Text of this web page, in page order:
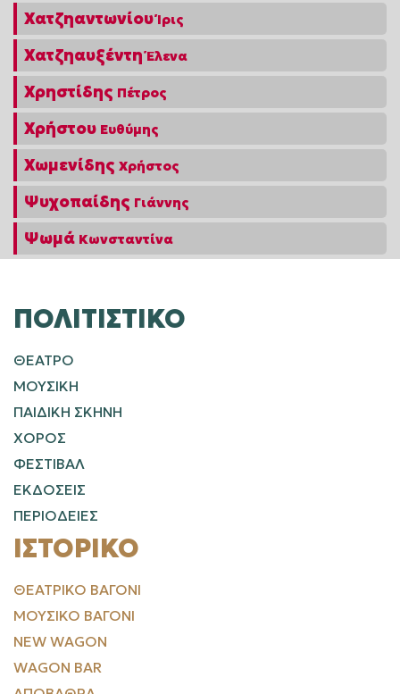
Χατζηαντωνίου Ίρις
Χατζηαυξέντη Έλενα
Χρηστίδης Πέτρος
Χρήστου Ευθύμης
Χωμενίδης Χρήστος
Ψυχοπαίδης Γιάννης
Ψωμά Κωνσταντίνα
ΠΟΛΙΤΙΣΤΙΚΌ
ΘΕΑΤΡΟ
ΜΟΥΣΙΚΗ
ΠΑΙΔΙΚΗ ΣΚΗΝΗ
ΧΟΡΟΣ
ΦΕΣΤΙΒΑΛ
ΕΚΔΟΣΕΙΣ
ΠΕΡΙΟΔΕΙΕΣ
ΙΣΤΟΡΙΚΌ
ΘΕΑΤΡΙΚΌ ΒΑΓΌΝΙ
ΜΟΥΣΙΚΌ ΒΑΓΌΝΙ
NEW WAGON
WAGON BAR